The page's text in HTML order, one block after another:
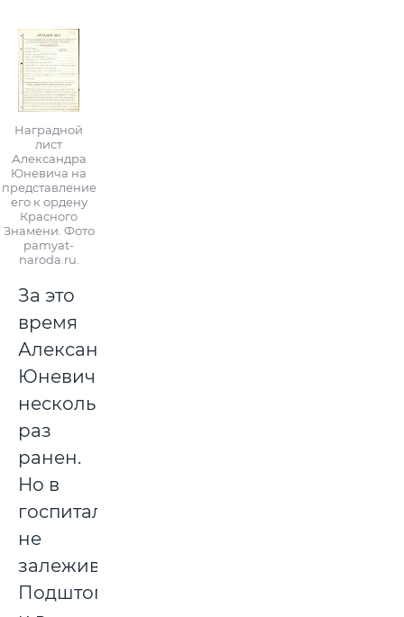
Наградной
лист
Александра
Юневича на
представление
его к ордену
Красного
Знамени. Фото
pamyat-
naroda.ru.
За это
время
Александр
Юневич
несколько
раз
ранен.
Но в
госпиталях
не
залеживался.
Подштопали